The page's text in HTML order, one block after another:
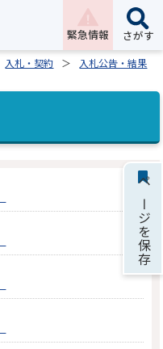
緊急情報 さがす
入札・契約
入札公告・結果
ページを保存